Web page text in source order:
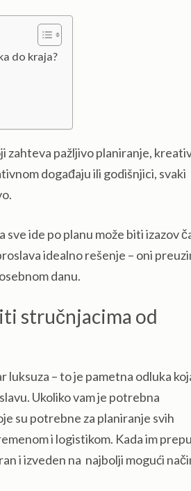
do kraja?
zahteva pažljivo planiranje,
događaju ili godišnjici, svaki
ide po planu može biti izazov
idealno rešenje – oni
danu.
stručnjacima od
– to je pametna odluka
Ukoliko vam je potrebna
su potrebne za planiranje svih
i logistikom. Kada im
i izveden na najbolji mogući